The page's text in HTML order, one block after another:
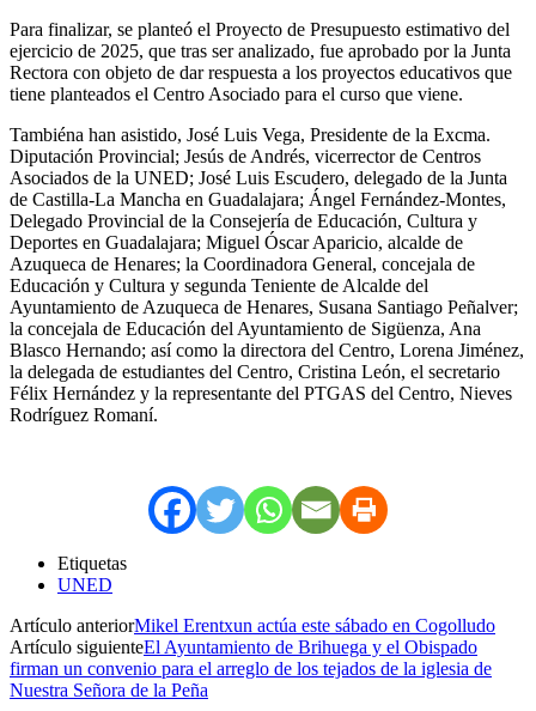
Para finalizar, se planteó el Proyecto de Presupuesto estimativo del
ejercicio de 2025, que tras ser analizado, fue aprobado por la Junta
Rectora con objeto de dar respuesta a los proyectos educativos que
tiene planteados el Centro Asociado para el curso que viene.
Tambiéna han asistido, José Luis Vega, Presidente de la Excma.
Diputación Provincial; Jesús de Andrés, vicerrector de Centros
Asociados de la UNED; José Luis Escudero, delegado de la Junta
de Castilla-La Mancha en Guadalajara; Ángel Fernández-Montes,
Delegado Provincial de la Consejería de Educación, Cultura y
Deportes en Guadalajara; Miguel Óscar Aparicio, alcalde de
Azuqueca de Henares; la Coordinadora General, concejala de
Educación y Cultura y segunda Teniente de Alcalde del
Ayuntamiento de Azuqueca de Henares, Susana Santiago Peñalver;
la concejala de Educación del Ayuntamiento de Sigüenza, Ana
Blasco Hernando; así como la directora del Centro, Lorena Jiménez,
la delegada de estudiantes del Centro, Cristina León, el secretario
Félix Hernández y la representante del PTGAS del Centro, Nieves
Rodríguez Romaní.
Etiquetas
UNED
Artículo anteriorMikel Erentxun actúa este sábado en Cogolludo
Artículo siguienteEl Ayuntamiento de Brihuega y el Obispado
firman un convenio para el arreglo de los tejados de la iglesia de
Nuestra Señora de la Peña